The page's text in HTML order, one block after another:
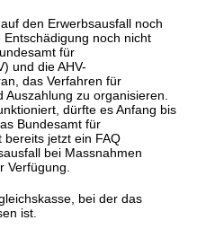
den Erwerbsausfall noch
noch nicht
für
und die AHV-
das Verfahren für
zu organisieren.
dürfte es Anfang bis
Bundesamt für
bereits jetzt ein FAQ
bei Massnahmen
Verfügung.
bei der das
ist.